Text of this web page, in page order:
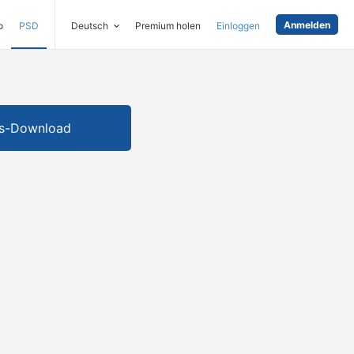
PSD Deutsch Premium holen Einloggen Anmelden
Download